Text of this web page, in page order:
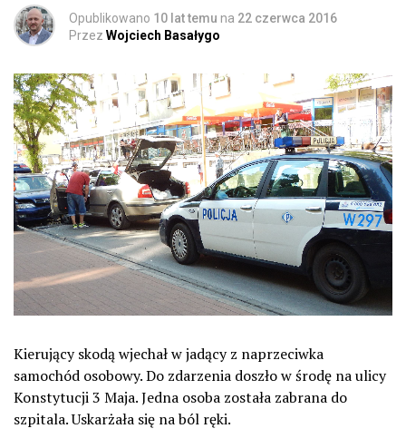
Opublikowano 10 lat temu na 22 czerwca 2016
Przez Wojciech Basałygo
Kierujący skodą wjechał w jadący z naprzeciwka
samochód osobowy. Do zdarzenia doszło w środę na ulicy
Konstytucji 3 Maja. Jedna osoba została zabrana do
szpitala. Uskarżała się na ból ręki.